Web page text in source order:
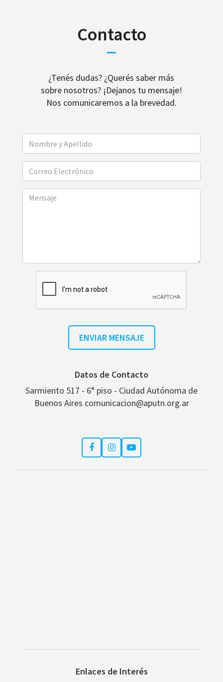
Contacto
¿Tenés dudas? ¿Querés saber más
sobre nosotros? ¡Dejanos tu mensaje!
Nos comunicaremos a la brevedad.
Datos de Contacto
Sarmiento 517 - 6° piso - Ciudad Autónoma de
Buenos Aires comunicacion@aputn.org.ar
Enlaces de Interés